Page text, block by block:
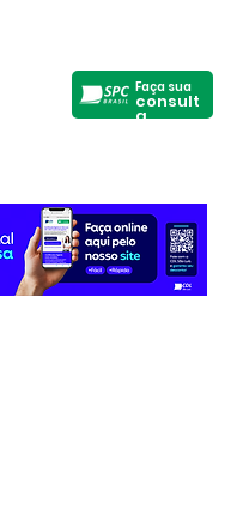
Faça sua
consult
a